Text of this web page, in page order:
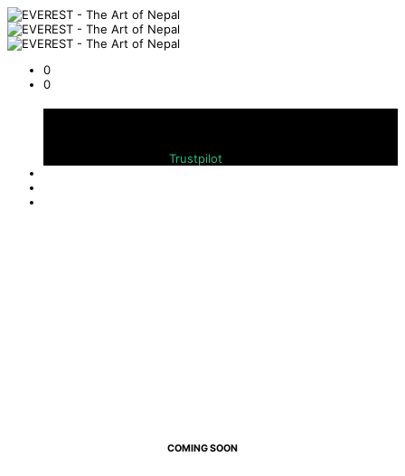
0
0
Trustpilot
COMING SOON